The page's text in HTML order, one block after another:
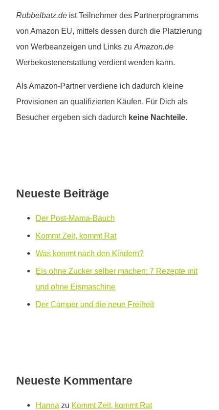
Rubbelbatz.de ist Teilnehmer des Partnerprogramms
von Amazon EU, mittels dessen durch die Platzierung
von Werbeanzeigen und Links zuAmazon.de
Werbekostenerstattung verdient werden kann.
Als Amazon-Partner verdiene ich dadurch kleine
Provisionen an qualifizierten Käufen. Für Dich als
Besucher ergeben sich dadurch keine Nachteile.
Neueste Beiträge
Der Post-Mama-Bauch
Kommt Zeit, kommt Rat
Was kommt nach den Kindern?
Eis ohne Zucker selber machen: 7 Rezepte mit
und ohne Eismaschine
Der Camper und die neue Freiheit
Neueste Kommentare
Hanna zu Kommt Zeit, kommt Rat